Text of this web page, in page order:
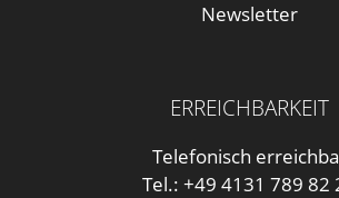
Newsletter
ERREICHBARKEIT
Telefonisch
Tel.: +49 4131 789 82